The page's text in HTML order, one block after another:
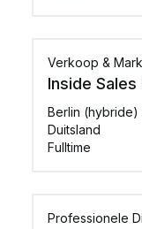
Verkoop &
Inside
Berlin (hybride)
Duitsland
Fulltime
Professionele